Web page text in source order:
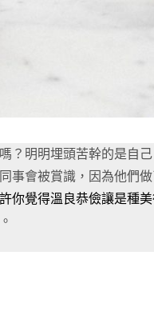
？明明埋頭苦幹的是自
事會被賞識，因為他們
你覺得溫良恭儉讓是種